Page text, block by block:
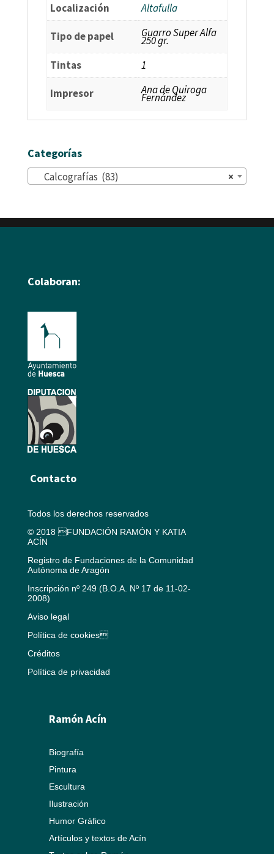
Localización
Altafulla
Tipo de papel Guarro Super Alfa
250 gr.
Tintas
1
Impresor Ana de Quiroga
Fernández
Categorías
×
Calcografías (83)
Colaboran:
Contacto
Todos los derechos reservados
© 2018 FUNDACIÓN RAMÓN Y KATIA
ACÍN
Registro de Fundaciones de la Comunidad
Autónoma de Aragón
Inscripción nº 249 (B.O.A. Nº 17 de 11-02-
2008)
Aviso legal
Política de cookies
Créditos
Política de privacidad
Ramón Acín
Biografía
Pintura
Escultura
Ilustración
Humor Gráfico
Artículos y textos de Acín